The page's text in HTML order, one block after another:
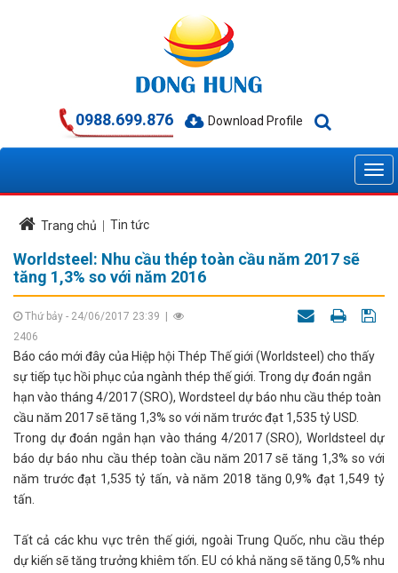
0988.699.876 Download Profile
Trang chủ Tin tức
Worldsteel: Nhu cầu thép toàn cầu năm 2017 sẽ
tăng 1,3% so với năm 2016
Thứ bảy - 24/06/2017 23:39
2406
Báo cáo mới đây của Hiệp hội Thép Thế giới (Worldsteel) cho thấy
sự tiếp tục hồi phục của ngành thép thế giới. Trong dự đoán ngắn
hạn vào tháng 4/2017 (SRO), Wordsteel dự báo nhu cầu thép toàn
cầu năm 2017 sẽ tăng 1,3% so với năm trước đạt 1,535 tỷ USD.
Trong dự đoán ngắn hạn vào tháng 4/2017 (SRO), Worldsteel dự
báo dự báo nhu cầu thép toàn cầu năm 2017 sẽ tăng 1,3% so với
năm trước đạt 1,535 tỷ tấn, và năm 2018 tăng 0,9% đạt 1,549 tỷ
tấn.
Tất cả các khu vực trên thế giới, ngoài Trung Quốc, nhu cầu thép
dự kiến sẽ tăng trưởng khiêm tốn. EU có khả năng sẽ tăng 0,5% nhu